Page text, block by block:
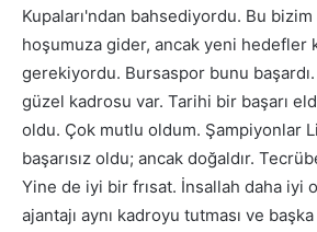
Kupaları'ndan bahsediyordu. Bu bizim
hoşumuza gider, ancak yeni hedefler
gerekiyordu. Bursaspor bunu
güzel kadrosu var. Tarihi bir başarı
oldu. Çok mutlu oldum. Şampiyonlar
başarısız oldu; ancak doğaldır.
Yine de iyi bir frısat. İnsallah daha iyi
ajantajı aynı kadroyu tutması ve